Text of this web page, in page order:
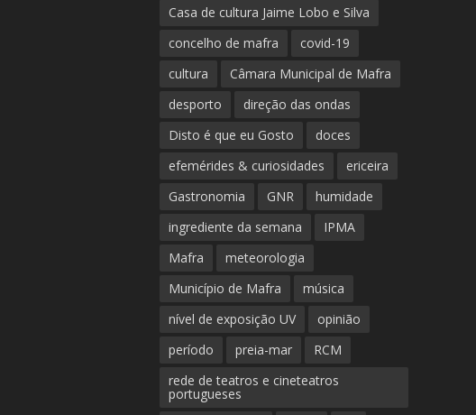
Casa de cultura Jaime Lobo e Silva
concelho de mafra
covid-19
cultura
Câmara Municipal de Mafra
desporto
direção das ondas
Disto é que eu Gosto
doces
efemérides & curiosidades
ericeira
Gastronomia
GNR
humidade
ingrediente da semana
IPMA
Mafra
meteorologia
Município de Mafra
música
nível de exposição UV
opinião
período
preia-mar
RCM
rede de teatros e cineteatros
portugueses